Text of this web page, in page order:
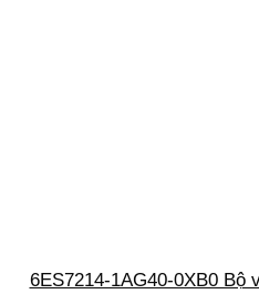
6ES7214-1AG40-0XB0 Bộ